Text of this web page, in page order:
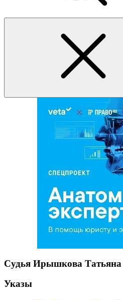
Судья Ирышкова
Указы